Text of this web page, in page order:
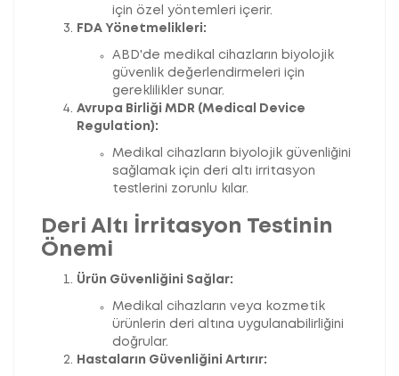
için özel yöntemleri içerir.
FDA Yönetmelikleri:
ABD'de medikal cihazların biyolojik
güvenlik değerlendirmeleri için
gereklilikler sunar.
Avrupa Birliği MDR (Medical Device
Regulation):
Medikal cihazların biyolojik güvenliğini
sağlamak için deri altı irritasyon
testlerini zorunlu kılar.
Deri Altı İrritasyon Testinin
Önemi
Ürün Güvenliğini Sağlar:
Medikal cihazların veya kozmetik
ürünlerin deri altına uygulanabilirliğini
doğrular.
Hastaların Güvenliğini Artırır: